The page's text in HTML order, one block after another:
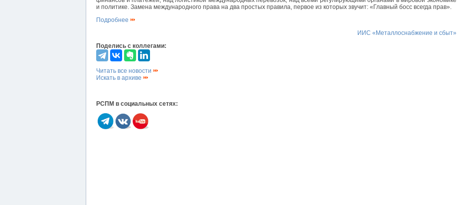
и политике. Замена международного права на два простых правила, первое из которых звучит: «Главный босс всегда прав».
Подробнее
ИИС «Металлоснабжение и сбыт»
Поделись с коллегами:
Читать все новости
Искать в архиве
РСПМ в социальных сетях: